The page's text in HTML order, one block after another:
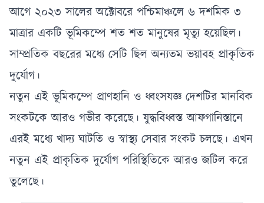
আগে ২০২৩ সালের অক্টোবরে পশ্চিমাঞ্চলে ৬ দশমিক ৩
মাত্রার একটি ভূমিকম্পে শত শত মানুষের মৃত্যু হয়েছিল।
সাম্প্রতিক বছরের মধ্যে সেটি ছিল অন্যতম ভয়াবহ প্রাকৃতিক
দুর্যোগ।
নতুন এই ভূমিকম্পে প্রাণহানি ও ধ্বংসযজ্ঞ দেশটির মানবিক
সংকটকে আরও গভীর করেছে। যুদ্ধবিধ্বস্ত আফগানিস্তানে
এরই মধ্যে খাদ্য ঘাটতি ও স্বাস্থ্য সেবার সংকট চলছে। এখন
নতুন এই প্রাকৃতিক দুর্যোগ পরিস্থিতিকে আরও জটিল করে
তুলেছে।